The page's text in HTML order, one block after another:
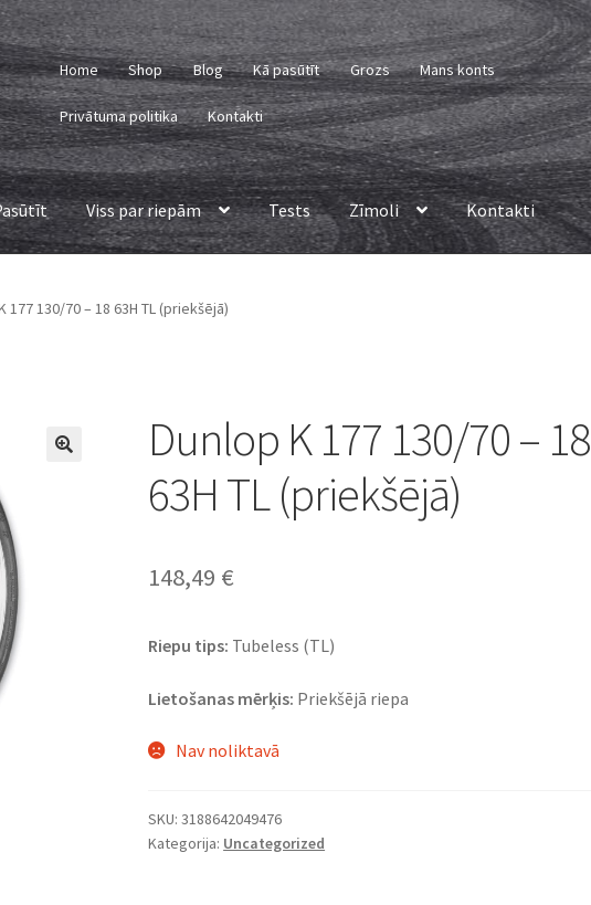
Home Shop Blog Kā pasūtīt Grozs Mans konts
Privātuma politika Kontakti
Viss par riepām Tests Zīmoli Kontakti
177 130/70 – 18 63H TL (priekšējā)
Dunlop K 177 130/70 – 18
63H TL (priekšējā)
148,49 €
Riepu tips: Tubeless (TL)
Lietošanas mērķis: Priekšējā riepa
Nav noliktavā
SKU:3188642049476
Kategorija: Uncategorized